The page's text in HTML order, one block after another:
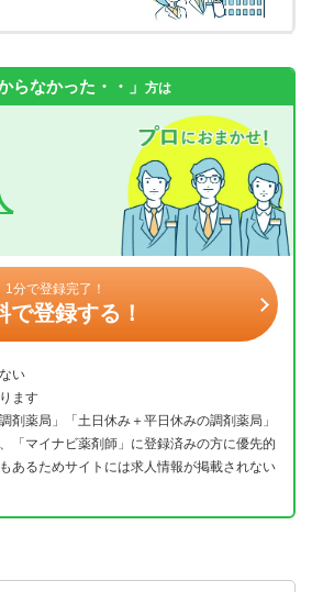
らなかった・・」 方は
1分で登録完了！
で登録する！
い
ます
剤薬局」「土日休み＋平日休みの調剤薬局」
「マイナビ薬剤師」に登録済みの方に優先的
あるためサイトには求人情報が掲載されない